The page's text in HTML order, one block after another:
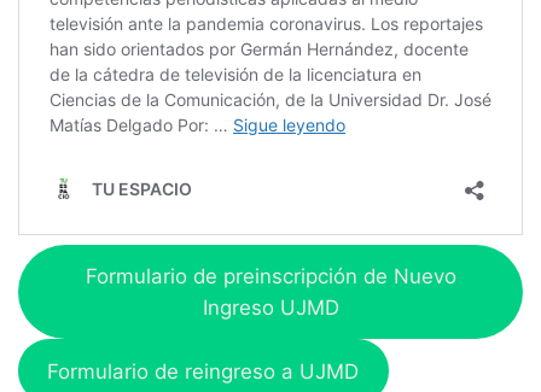
Formulario de preinscripción de Nuevo
Ingreso UJMD
Formulario de reingreso a UJMD